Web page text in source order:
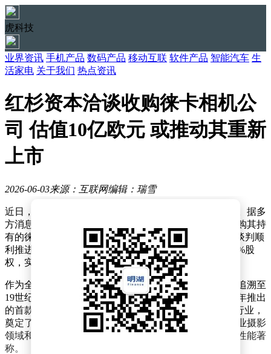
虎科技
业界资讯 手机产品 数码产品 移动互联 软件产品 智能汽车 生
活家电 关于我们 热点资讯
红杉资本洽谈收购徕卡相机公
司 估值10亿欧元 或推动其重新
上市
2026-06-03来源：互联网编辑：瑞雪
近日，全球知名高端相机品牌徕卡或迎来重大股权变动。据多
方消息透露，红杉资本正与美国投资公司黑石集团就收购其持
有的徕卡45%股份展开谈判，交易估值约10亿欧元。若谈判顺
利推进，红杉资本可能进一步收购考夫曼家族持有的55%股
权，实现对这家百年企业的全面控股。
作为全球最具标志性的相机制造商之一，徕卡的历史可追溯至
19世纪。其前身Leitz公司最初以显微镜制造闻名，1925年推出
的首款量产35毫米相机Leica I，凭借便携性革新了摄影行业，
奠定了现代摄影的基础。经过百年发展，徕卡已成为专业摄影
领域和收藏市场的标杆品牌，其产品以精湛工艺和光学性能著
称。